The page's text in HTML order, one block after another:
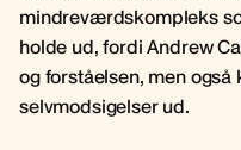
mindreværdskompleks
holde ud, fordi Andrew
og forståelsen, men
selvmodsigelser ud.